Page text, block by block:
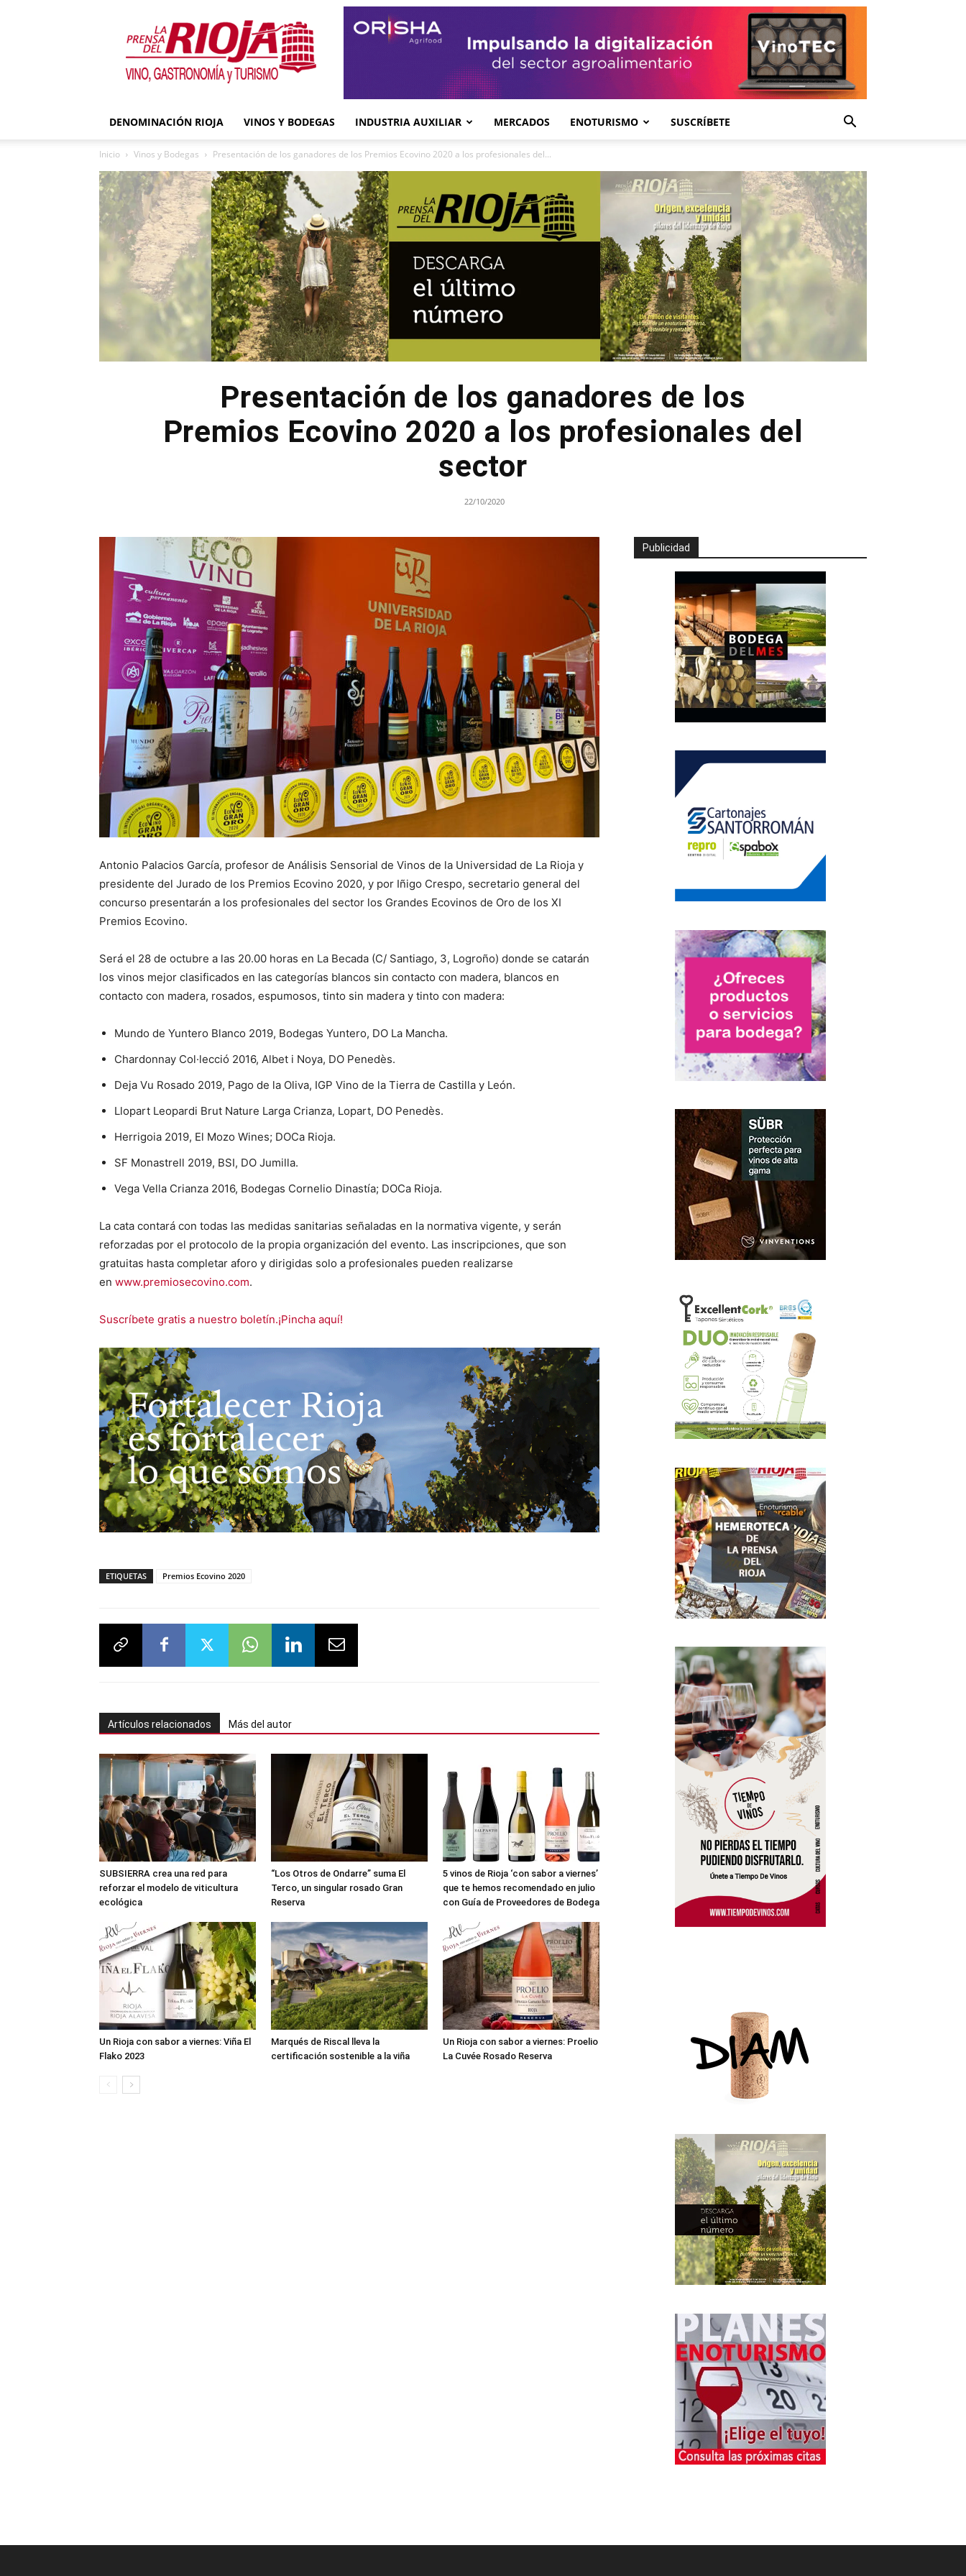
La
Prensa
del
Rioja
DENOMINACIÓN RIOJA VINOS Y BODEGAS INDUSTRIA AUXILIAR MERCADOS ENOTURISMO SUSCRÍBETE
Inicio Vinos y Bodegas Presentación de los ganadores de los Premios Ecovino 2020 a los profesionales del...
Presentación de los ganadores de los
Premios Ecovino 2020 a los profesionales del
sector
22/10/2020
Antonio Palacios García, profesor de Análisis Sensorial de Vinos de la Universidad de La Rioja y
presidente del Jurado de los Premios Ecovino 2020, y por Iñigo Crespo, secretario general del
concurso presentarán a los profesionales del sector los Grandes Ecovinos de Oro de los XI
Premios Ecovino.
Será el 28 de octubre a las 20.00 horas en La Becada (C/ Santiago, 3, Logroño) donde se catarán
los vinos mejor clasificados en las categorías blancos sin contacto con madera, blancos en
contacto con madera, rosados, espumosos, tinto sin madera y tinto con madera:
Mundo de Yuntero Blanco 2019, Bodegas Yuntero, DO La Mancha.
Chardonnay Col·lecció 2016, Albet i Noya, DO Penedès.
Deja Vu Rosado 2019, Pago de la Oliva, IGP Vino de la Tierra de Castilla y León.
Llopart Leopardi Brut Nature Larga Crianza, Lopart, DO Penedès.
Herrigoia 2019, El Mozo Wines; DOCa Rioja.
SF Monastrell 2019, BSI, DO Jumilla.
Vega Vella Crianza 2016, Bodegas Cornelio Dinastía; DOCa Rioja.
La cata contará con todas las medidas sanitarias señaladas en la normativa vigente, y serán
reforzadas por el protocolo de la propia organización del evento. Las inscripciones, que son
gratuitas hasta completar aforo y dirigidas solo a profesionales pueden realizarse
en www.premiosecovino.com.
Suscríbete gratis a nuestro boletín.¡Pincha aquí!
ETIQUETAS Premios Ecovino 2020
Artículos relacionados Más del autor
SUBSIERRA crea una red para
reforzar el modelo de viticultura
ecológica
“Los Otros de Ondarre” suma El
Terco, un singular rosado Gran
Reserva
5 vinos de Rioja ‘con sabor a viernes’
que te hemos recomendado en julio
con Guía de Proveedores de Bodega
Un Rioja con sabor a viernes: Viña El
Flako 2023
Marqués de Riscal lleva la
certificación sostenible a la viña
Un Rioja con sabor a viernes: Proelio
La Cuvée Rosado Reserva
Publicidad